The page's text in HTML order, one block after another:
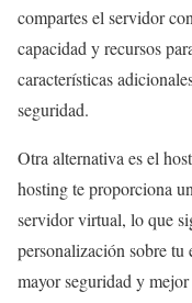
compartes el servidor
capacidad y recursos
características
seguridad.
Otra alternativa es el
hosting te proporciona
servidor virtual, lo que
personalización sobre
mayor seguridad y